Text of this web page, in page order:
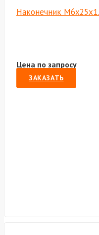
Наконечник
Цена по запросу
ЗАКАЗАТЬ